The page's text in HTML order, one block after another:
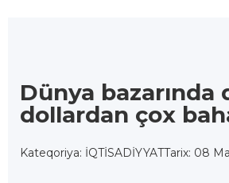
Dünya bazarında
dollardan çox
Kateqoriya: İQTİSADİYYATTarix: 08